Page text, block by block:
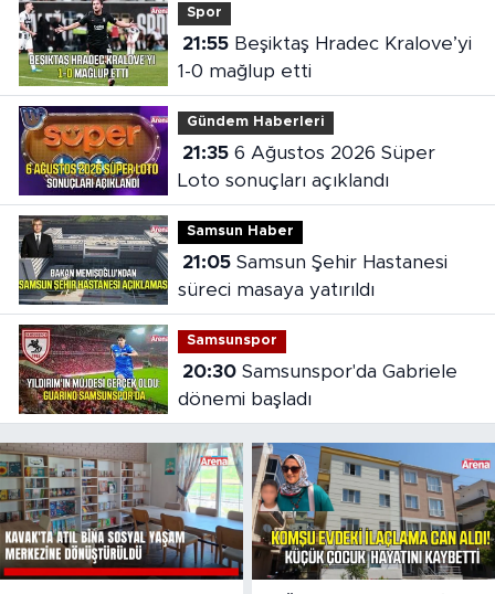
Spor
21:55Beşiktaş Hradec Kralove’yi
1-0 mağlup etti
Gündem Haberleri
21:356 Ağustos 2026 Süper
Loto sonuçları açıklandı
Samsun Haber
21:05Samsun Şehir Hastanesi
süreci masaya yatırıldı
Samsunspor
20:30Samsunspor'da Gabriele
dönemi başladı